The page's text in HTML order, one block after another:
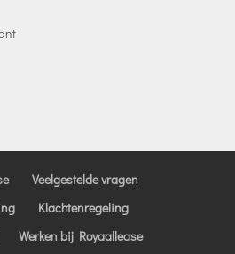
Veelgestelde vragen
Klachtenregeling
Werken bij Royaallease